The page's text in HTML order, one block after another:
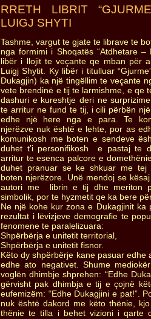
RRETH LIBRIT
LUIGJ SHYTI
Tashme, vargut te gjate te librave te
nga formimi i Shoqatës “Atdhetare –
libër i llojit te veçante qe mban për
Luigj Shytit. Ky libër i titulluar
Dukagjin) ka një tingëllim te veçante
vete brendinë e tij te larmishme, e qe
dashuri e kureshtje deri ne
te arritur ne fund te tij, i cili përbën
edhe një here nga e para. Te
njerëzve nuk është e lehte, por as
komunikosh me boten e sendeve
duhet t’i personifikosh e pastaj te
arritur te esenca palcore e
duhet pranuar se ke shkuar me tej
boten njerëzore. Unë mendoj se
autori me librin e tij dhe meriton
simbolik, por te hyzmetit qe ka bere
Ne një kohe kur zona e Dukagjinit ka
rezultat i lëvizjeve demografie te
fenomene te paralelizuara:
Shpërbërja e unitetit territorial,
Shpërbërja e unitetit fisnor.
Këto dy shpërbërje kane pasuar edhe
edhe ato negativet. Shume
voglën dhimbje shprehen: “Edhe
gërvisht pak dhimbja e tij e çojnë
eufemizëm: “Edhe Dukagjini e pat!”.
nuk është dakord me këto thënie,
thënie te tilla i behet vizioni i qarte